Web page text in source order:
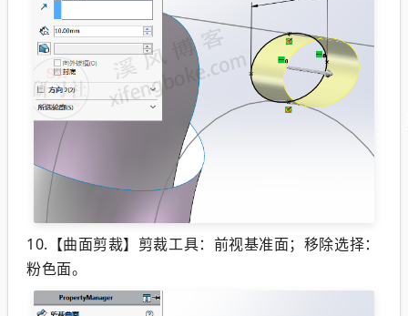
10.【曲面剪裁】剪裁工具：前视基准面；移除选择：
粉色面。